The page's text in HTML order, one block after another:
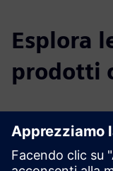
Esplora
prodotti
Evonik - Active